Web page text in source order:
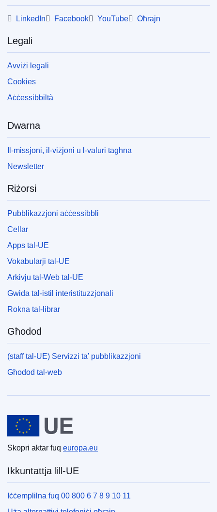
LinkedIn Facebook YouTube Oħrajn
Legali
Avviżi legali
Cookies
Aċċessibbiltà
Dwarna
Il-missjoni, il-viżjoni u l-valuri tagħna
Newsletter
Riżorsi
Pubblikazzjoni aċċessibbli
Cellar
Apps tal-UE
Vokabularji tal-UE
Arkivju tal-Web tal-UE
Gwida tal-istil interistituzzjonali
Rokna tal-librar
Għodod
(staff tal-UE) Servizzi ta’ pubblikazzjoni
Għodod tal-web
Unjoni Ewropea
Skopri aktar fuq europa.eu
Ikkuntattja lill-UE
Iċċemplilna fuq 00 800 6 7 8 9 10 11